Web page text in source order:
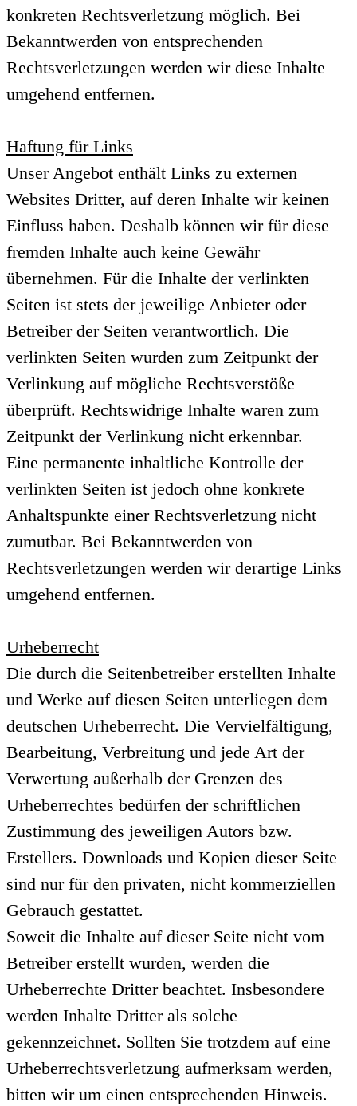
konkreten Rechtsverletzung möglich. Bei
Bekanntwerden von entsprechenden
Rechtsverletzungen werden wir diese Inhalte
umgehend entfernen.
Haftung für Links
Unser Angebot enthält Links zu externen
Websites Dritter, auf deren Inhalte wir keinen
Einfluss haben. Deshalb können wir für diese
fremden Inhalte auch keine Gewähr
übernehmen. Für die Inhalte der verlinkten
Seiten ist stets der jeweilige Anbieter oder
Betreiber der Seiten verantwortlich. Die
verlinkten Seiten wurden zum Zeitpunkt der
Verlinkung auf mögliche Rechtsverstöße
überprüft. Rechtswidrige Inhalte waren zum
Zeitpunkt der Verlinkung nicht erkennbar.
Eine permanente inhaltliche Kontrolle der
verlinkten Seiten ist jedoch ohne konkrete
Anhaltspunkte einer Rechtsverletzung nicht
zumutbar. Bei Bekanntwerden von
Rechtsverletzungen werden wir derartige Links
umgehend entfernen.
Urheberrecht
Die durch die Seitenbetreiber erstellten Inhalte
und Werke auf diesen Seiten unterliegen dem
deutschen Urheberrecht. Die Vervielfältigung,
Bearbeitung, Verbreitung und jede Art der
Verwertung außerhalb der Grenzen des
Urheberrechtes bedürfen der schriftlichen
Zustimmung des jeweiligen Autors bzw.
Erstellers. Downloads und Kopien dieser Seite
sind nur für den privaten, nicht kommerziellen
Gebrauch gestattet.
Soweit die Inhalte auf dieser Seite nicht vom
Betreiber erstellt wurden, werden die
Urheberrechte Dritter beachtet. Insbesondere
werden Inhalte Dritter als solche
gekennzeichnet. Sollten Sie trotzdem auf eine
Urheberrechtsverletzung aufmerksam werden,
bitten wir um einen entsprechenden Hinweis.